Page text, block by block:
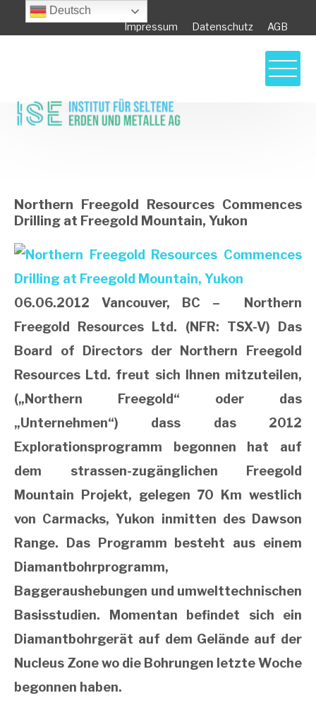
Impressum Datenschutz AGB
Northern Freegold Resources Commences
Northern Freegold Resources Commences
Drilling at Freegold Mountain, Yukon
06.06.2012 Vancouver, BC – Northern
Freegold Resources Ltd. (NFR: TSX-V) Das
Board of Directors der Northern Freegold
Resources Ltd. freut sich Ihnen mitzuteilen,
(„Northern Freegold“ oder das
„Unternehmen“) dass das 2012
Explorationsprogramm begonnen hat auf
dem strassen-zugänglichen Freegold
Mountain Projekt, gelegen 70 Km westlich
von Carmacks, Yukon inmitten des Dawson
Range. Das Programm besteht aus einem
Diamantbohrprogramm,
Baggeraushebungen und umwelttechnischen
Basisstudien. Momentan befindet sich ein
Diamantbohrgerät auf dem Gelände auf der
Nucleus Zone wo die Bohrungen letzte Woche
begonnen haben.
Deutsch